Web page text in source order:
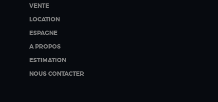
VENTE
LOCATION
ESPAGNE
A PROPOS
ESTIMATION
NOUS CONTACTER